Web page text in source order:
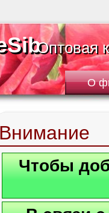
Оптовая
Оптовая
О
Внимание
Чтобы